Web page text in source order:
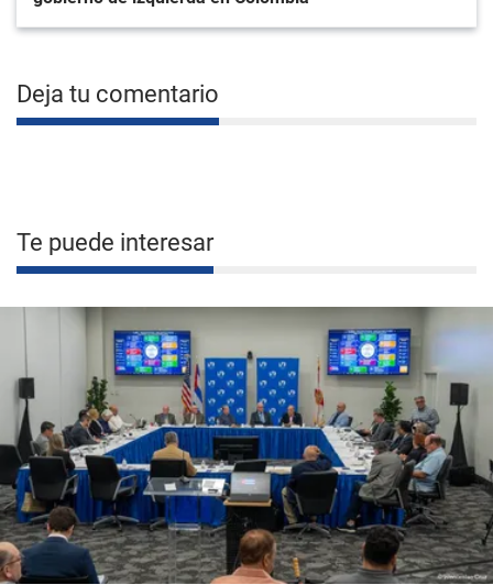
Deja tu comentario
Te puede interesar